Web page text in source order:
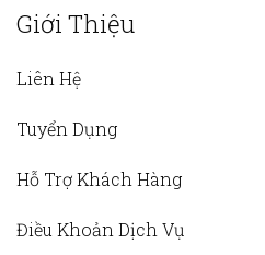
Giới Thiệu
Liên Hệ
Tuyển Dụng
Hỗ Trợ Khách Hàng
Điều Khoản Dịch Vụ